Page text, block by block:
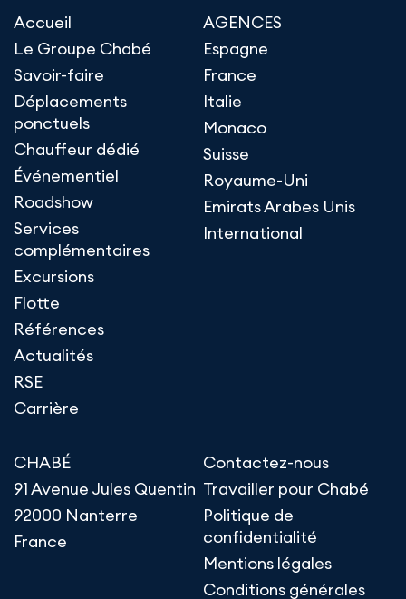
Accueil
Le Groupe Chabé
Savoir-faire
Déplacements
ponctuels
Chauffeur dédié
Événementiel
Roadshow
Services
complémentaires
Excursions
Flotte
Références
Actualités
RSE
Carrière
AGENCES
Espagne
France
Italie
Monaco
Suisse
Royaume-Uni
Emirats Arabes Unis
International
CHABÉ
91 Avenue Jules Quentin
92000 Nanterre
France
Contactez-nous
Travailler pour Chabé
Politique de
confidentialité
Mentions légales
Conditions générales